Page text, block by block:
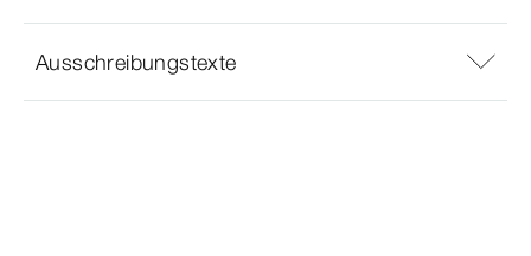
Ausschreibungstexte